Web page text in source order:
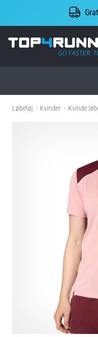
Løbetøj Kvinder Kvinde